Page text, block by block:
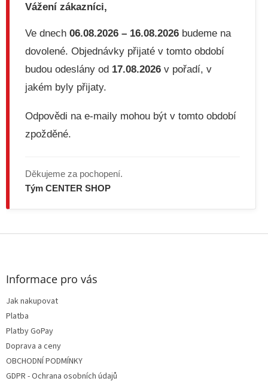
v
k
y
v
s
u
Vážení zákazníci,
Ve dnech 06.08.2026 – 16.08.2026 budeme na
dovolené. Objednávky přijaté v tomto období
budou odeslány od 17.08.2026 v pořadí, v
jakém byly přijaty.
Odpovědi na e-maily mohou být v tomto období
zpožděné.
Děkujeme za pochopení.
Tým CENTER SHOP
Z
Informace pro vás
Jak nakupovat
Platba
Platby GoPay
Doprava a ceny
OBCHODNÍ PODMÍNKY
GDPR - Ochrana osobních údajů